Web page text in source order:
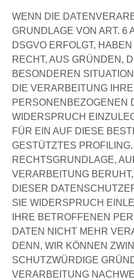
WENN DIE
GRUNDLAGE VON ART. 6
DSGVO ERFOLGT,
RECHT, AUS GRÜNDEN,
BESONDEREN
DIE VERARBEITUNG
PERSONENBEZOGENEN
WIDERSPRUCH
FÜR EIN AUF DIESE
GESTÜTZTES
RECHTSGRUNDLAGE,
VERARBEITUNG
DIESER
SIE WIDERSPRUCH
IHRE BETROFFENEN
DATEN NICHT MEHR
DENN, WIR KÖNNEN
SCHUTZWÜRDIGE
VERARBEITUNG